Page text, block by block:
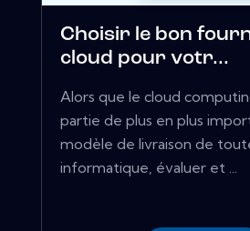
Choisir le bon
cloud pour votr...
Alors que le cloud
partie de plus en plus
modèle de livraison de
informatique, évaluer et ...